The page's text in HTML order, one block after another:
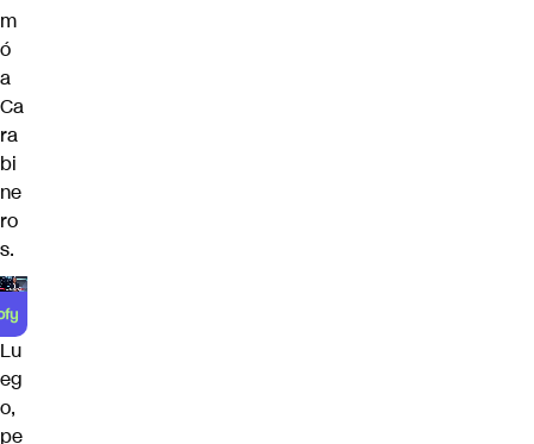
m
ó
a
Ca
ra
bi
ne
ro
s.
Lu
eg
o,
pe